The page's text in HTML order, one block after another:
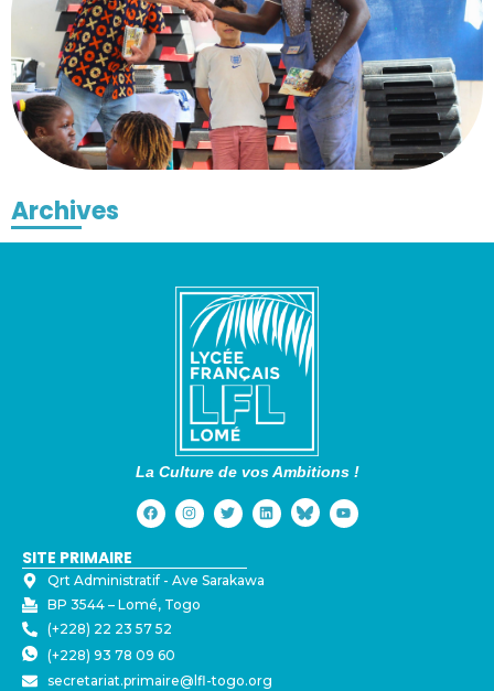
Archives
La Culture de vos Ambitions !
SITE PRIMAIRE
Qrt Administratif - ⁠Ave Sarakawa
BP 3544 – Lomé, Togo
(+228) 22 23 57 52
(+228) 93 78 09 60
secretariat.primaire@lfl-togo.org